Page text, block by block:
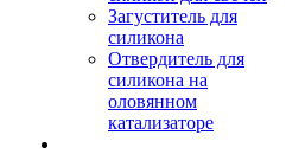
Загуститель для
силикона
Отвердитель для
силикона на
оловянном
катализаторе